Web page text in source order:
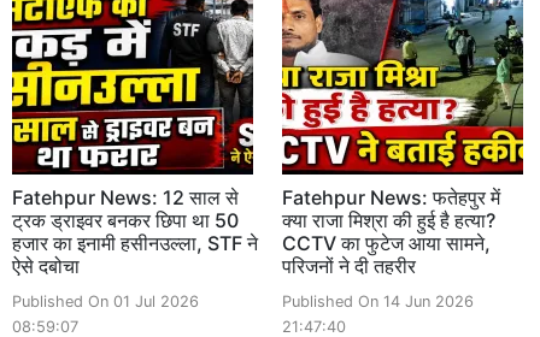
Fatehpur News: 12 साल से
ट्रक ड्राइवर बनकर छिपा था 50
हजार का इनामी हसीनउल्ला, STF ने
ऐसे दबोचा
Published On 01 Jul 2026
08:59:07
Fatehpur News: फतेहपुर में
क्या राजा मिश्रा की हुई है हत्या?
CCTV का फुटेज आया सामने,
परिजनों ने दी तहरीर
Published On 14 Jun 2026
21:47:40